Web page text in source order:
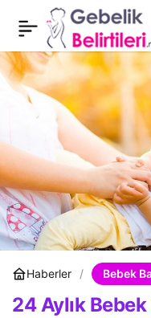
Haberler Bebek
24 Aylık
Bebek Masajı Nasıl
Yapılır?